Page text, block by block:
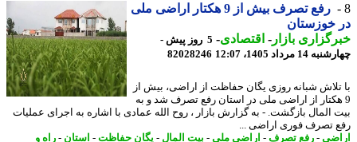
رفع تصرف بیش از 9 هکتار اراضی ملی
خوزستان
بازار- اقتصادی- 5 روز پیش -
مرداد 1405، 12:07
82028246
شبانه روزی یگان حفاظت از اراضی، بیش از
از اراضی ملی در استان رفع تصرف شد و به
المال بازگشت. - به گزارش بازار ، روح الله عمادی با اشاره به اجرای عملیات
تصرف فوری اراضی ...
-رفع تصرف- اراضی ملی -بیت المال-یگان حفاظت-استان-راه و